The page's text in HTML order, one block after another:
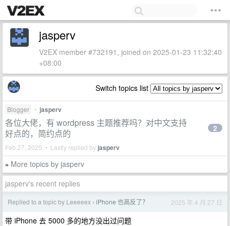
jasperv
V2EX member #732191, joined on 2025-01-23 11:32:40
+08:00
Switch topics list
Blogger • jasperv
各位大佬，有 wordpress 主题推荐吗？对中文支持
好点的，简约点的
Feb 27, 2025 • Lastly replied by jasperv
2
» More topics by jasperv
jasperv's recent replies
Replied to a topic by Leeeeex › iPhone 也高反了？ 2025 年 4 月 27 日
带 iPhone 去 5000 多的地方没出过问题